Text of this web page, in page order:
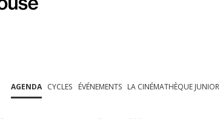
AGENDA CYCLES ÉVÉNEMENTS LA CINÉMATHÈQUE JUNIOR